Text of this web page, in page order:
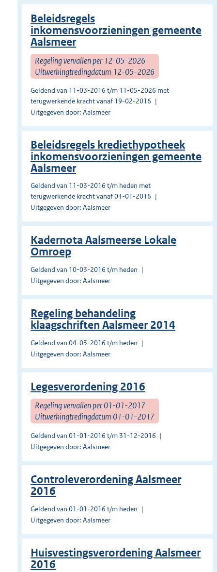
Beleidsregels
inkomensvoorzieningen gemeente
Aalsmeer
Regeling vervallen per 12-05-2026
Uitwerkingtredingdatum 12-05-2026
Geldend van 11-03-2016 t/m 11-05-2026 met
terugwerkende kracht vanaf 19-02-2016
Uitgegeven door: Aalsmeer
Beleidsregels krediethypotheek
inkomensvoorzieningen gemeente
Aalsmeer
Geldend van 11-03-2016 t/m heden met
terugwerkende kracht vanaf 01-01-2016
Uitgegeven door: Aalsmeer
Kadernota Aalsmeerse Lokale
Omroep
Geldend van 10-03-2016 t/m heden
Uitgegeven door: Aalsmeer
Regeling behandeling
klaagschriften Aalsmeer 2014
Geldend van 04-03-2016 t/m heden
Uitgegeven door: Aalsmeer
Legesverordening 2016
Regeling vervallen per 01-01-2017
Uitwerkingtredingdatum 01-01-2017
Geldend van 01-01-2016 t/m 31-12-2016
Uitgegeven door: Aalsmeer
Controleverordening Aalsmeer
2016
Geldend van 01-01-2016 t/m heden
Uitgegeven door: Aalsmeer
Huisvestingsverordening Aalsmeer
2016